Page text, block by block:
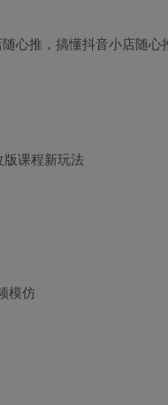
课程新玩法
模仿